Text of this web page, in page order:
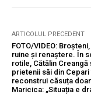
ARTICOLUL PRECEDENT
FOTO/VIDEO:
ruine și renaștere. În
rotile, Cătălin Creangă
prietenii săi din Cepari
reconstrui căsuța
Maricica: „Situația e